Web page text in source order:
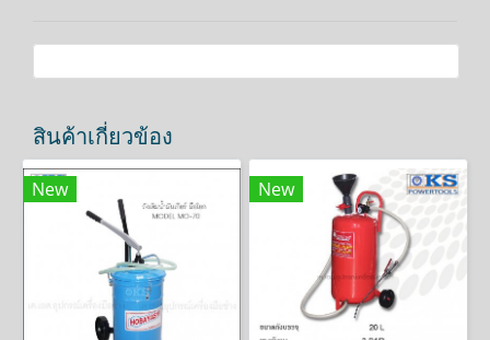
สินค้าเกี่ยวข้อง
New New